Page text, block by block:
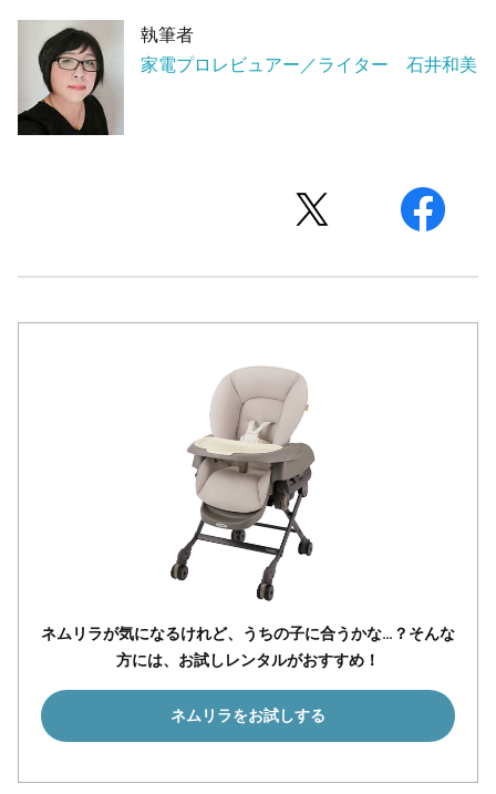
執筆者
家電プロレビュアー／ライター 石井和美
ネムリラが気になるけれど、うちの子に合うかな…？そんな
方には、お試しレンタルがおすすめ！
ネムリラをお試しする